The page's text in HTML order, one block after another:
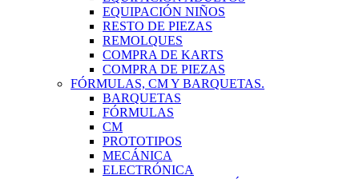
EQUIPACIÓN NIÑOS
RESTO DE PIEZAS
REMOLQUES
COMPRA DE KARTS
COMPRA DE PIEZAS
FÓRMULAS, CM Y BARQUETAS.
BARQUETAS
FÓRMULAS
CM
PROTOTIPOS
MECÁNICA
ELECTRÓNICA